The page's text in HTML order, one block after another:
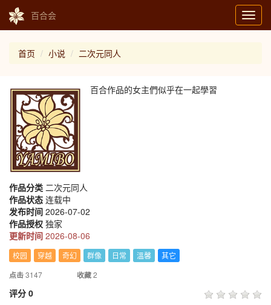
百合会
首页 小说 二次元同人
百合作品的女主們似乎在一起學習
作品分类 二次元同人
作品状态 连载中
发布时间 2026-07-02
作品授权 独家
更新时间 2026-08-06
校园 穿越 奇幻 群像 日常 溫馨
其它
点击3147 收藏2
评分 0